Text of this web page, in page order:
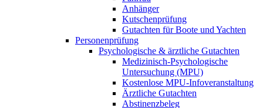
Anhänger
Kutschenprüfung
Gutachten für Boote und Yachten
Personenprüfung
Psychologische & ärztliche Gutachten
Medizinisch-Psychologische
Untersuchung (MPU)
Kostenlose MPU-Infoveranstaltung
Ärztliche Gutachten
Abstinenzbeleg